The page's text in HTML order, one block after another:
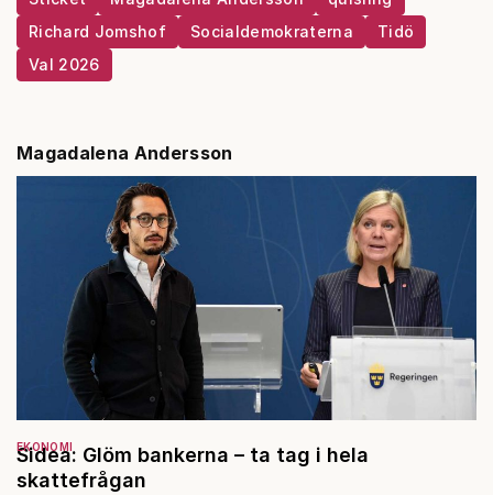
Richard Jomshof
Socialdemokraterna
Tidö
Val 2026
Magadalena Andersson
Sidea: Glöm bankerna – ta tag i hela
skattefrågan
EKONOMI